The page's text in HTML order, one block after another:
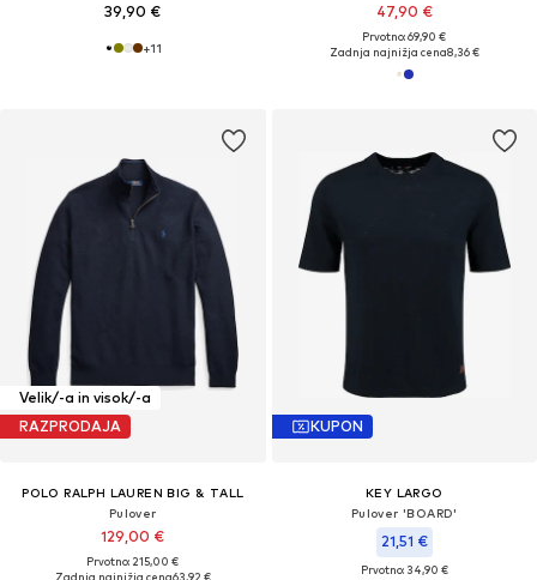
39,90 €
+11
47,90 €
Prvotno: 69,90 €
Zadnja najnižja cena8,36 €
Velik/-a in visok/-a
RAZPRODAJA
POLO RALPH LAUREN BIG & TALL
Pulover
129,00 €
Prvotno: 215,00 €
Zadnja najnižja cena63,92 €
KUPON
KEY LARGO
Pulover 'BOARD'
21,51 €
Prvotno: 34,90 €